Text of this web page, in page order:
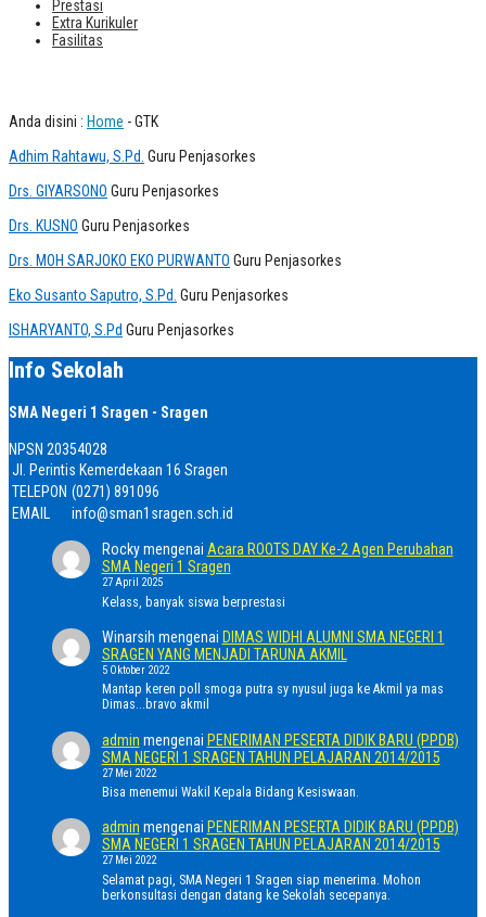
Prestasi
Extra Kurikuler
Fasilitas
Anda disini : Home -GTK
Adhim Rahtawu, S.Pd. Guru Penjasorkes
Drs. GIYARSONO Guru Penjasorkes
Drs. KUSNO Guru Penjasorkes
Drs. MOH SARJOKO EKO PURWANTO Guru Penjasorkes
Eko Susanto Saputro, S.Pd. Guru Penjasorkes
ISHARYANTO, S.Pd Guru Penjasorkes
Info Sekolah
SMA Negeri 1 Sragen - Sragen
NPSN 20354028
Jl. Perintis Kemerdekaan 16 Sragen
TELEPON (0271) 891096
EMAIL
info@sman1sragen.sch.id
Rockymengenai Acara ROOTS DAY Ke-2 Agen Perubahan
SMA Negeri 1 Sragen
27 April 2025
Kelass, banyak siswa berprestasi
Winarsih mengenai DIMAS WIDHI ALUMNI SMA NEGERI 1
SRAGEN YANG MENJADI TARUNA AKMIL
5 Oktober 2022
Mantap keren poll smoga putra sy nyusul juga ke Akmil ya mas
Dimas...bravo akmil
admin mengenai PENERIMAN PESERTA DIDIK BARU (PPDB)
SMA NEGERI 1 SRAGEN TAHUN PELAJARAN 2014/2015
27 Mei 2022
Bisa menemui Wakil Kepala Bidang Kesiswaan.
admin mengenai PENERIMAN PESERTA DIDIK BARU (PPDB)
SMA NEGERI 1 SRAGEN TAHUN PELAJARAN 2014/2015
27 Mei 2022
Selamat pagi, SMA Negeri 1 Sragen siap menerima. Mohon
berkonsultasi dengan datang ke Sekolah secepanya.